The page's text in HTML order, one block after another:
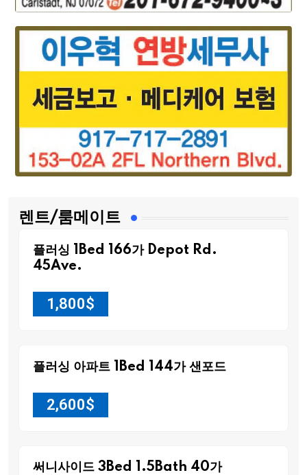
렌트/룸메이트
플러싱 1Bed 166가 Depot Rd.
45Ave.
1,800$
플러싱 아파트 1Bed 144가 샌포드
2,600$
써니사이드 3Bed 1.5Bath 40가